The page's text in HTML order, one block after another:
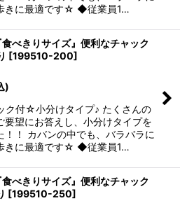
きに最適です☆ ◆従業員1…
べきりサイズ』便利なチャック
[199510-200]
)
ク付☆小分けタイプ♪ たくさんの
要望にお答えし、小分けタイプを
！！ カバンの中でも、バラバラに
きに最適です☆ ◆従業員1…
べきりサイズ』便利なチャック
[199510-250]